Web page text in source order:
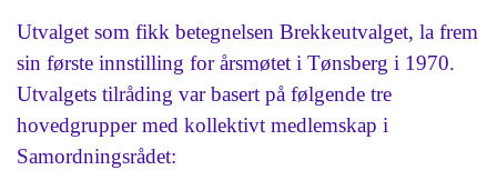
Utvalget som fikk betegnelsen Brekkeutvalget, la frem
sin første innstilling for årsmøtet i Tønsberg i 1970.
Utvalgets tilråding var basert på følgende tre
hovedgrupper med kollektivt medlemskap i
Samordningsrådet: